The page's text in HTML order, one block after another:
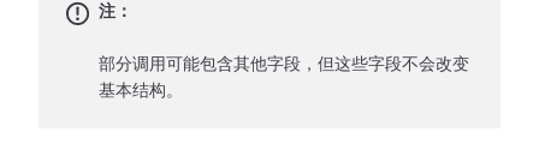
注：
部分调用可能包含其他字段，但这些字段不会改变
基本结构。